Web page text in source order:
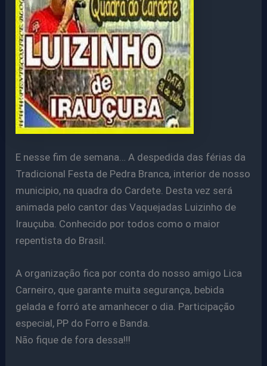
E nesse fim de semana… A despedida das férias da
Tradicional Festa de Pedra Branca, interior de nosso
municipio, na quadra do Cardete. Desta vez será
animada pelo cantor das Vaquejadas Luizinho de
Irauçuba. Conhecido por todos como o maior
repentista do Brasil.
A organização fica por conta do nosso amigo Lica
Carneiro, que garante muita segurança, bebida
gelada e forró ate amanhecer o dia. Participação
especial, PP do Forro e Banda.
Não fique de fora dessa!!!